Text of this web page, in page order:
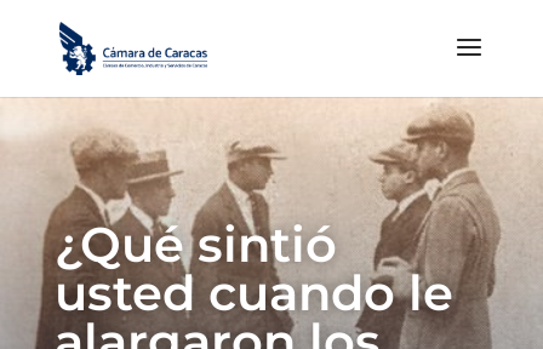
¿Qué sintió
usted cuando le